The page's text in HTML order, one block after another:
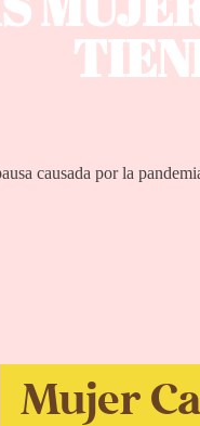
causada por la
Mujer